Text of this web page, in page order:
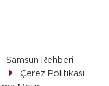
Samsun Rehberi
Çerez Politikası